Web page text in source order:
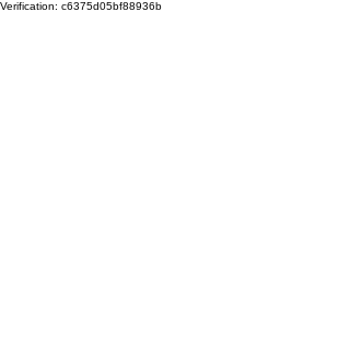
Verification: c6375d05bf88936b